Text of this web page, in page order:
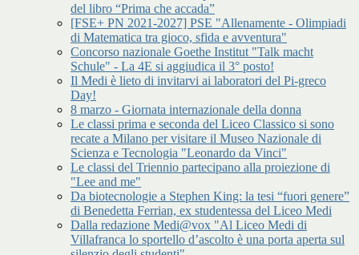
del libro “Prima che accada”
[FSE+ PN 2021-2027] PSE "Allenamente - Olimpiadi
di Matematica tra gioco, sfida e avventura"
Concorso nazionale Goethe Institut "Talk macht
Schule" - La 4E si aggiudica il 3° posto!
Il Medi è lieto di invitarvi ai laboratori del Pi-greco
Day!
8 marzo - Giornata internazionale della donna
Le classi prima e seconda del Liceo Classico si sono
recate a Milano per visitare il Museo Nazionale di
Scienza e Tecnologia "Leonardo da Vinci"
Le classi del Triennio partecipano alla proiezione di
"Lee and me"
Da biotecnologie a Stephen King: la tesi “fuori genere”
di Benedetta Ferrian, ex studentessa del Liceo Medi
Dalla redazione Medi@vox "Al Liceo Medi di
Villafranca lo sportello d’ascolto è una porta aperta sul